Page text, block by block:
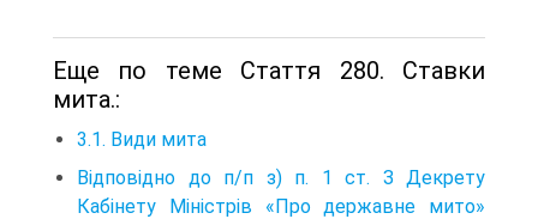
Еще по теме Стаття 280. Ставки
мита.:
3.1. Види мита
Відповідно до п/п з) п. 1 ст. З Декрету
Кабінету Міністрів «Про державне мито»